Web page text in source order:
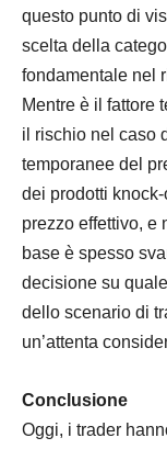
questo punto di
scelta della
fondamentale nel
Mentre è il fattore
il rischio nel caso
temporanee del
dei prodotti
prezzo effettivo, e
base è spesso
decisione su
dello scenario di
un’attenta
Conclusione
Oggi, i trader